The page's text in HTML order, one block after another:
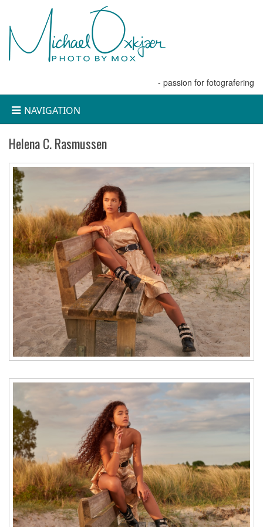
- passion for fotografering
NAVIGATION
Helena C. Rasmussen